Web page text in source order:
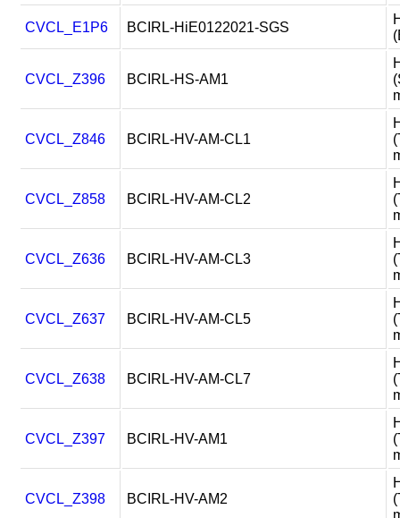
CVCL_E1P6 BCIRL-HiE0122021-SGS
CVCL_Z396 BCIRL-HS-AM1
CVCL_Z846 BCIRL-HV-AM-CL1
CVCL_Z858 BCIRL-HV-AM-CL2
CVCL_Z636 BCIRL-HV-AM-CL3
CVCL_Z637 BCIRL-HV-AM-CL5
CVCL_Z638 BCIRL-HV-AM-CL7
CVCL_Z397 BCIRL-HV-AM1
CVCL_Z398 BCIRL-HV-AM2